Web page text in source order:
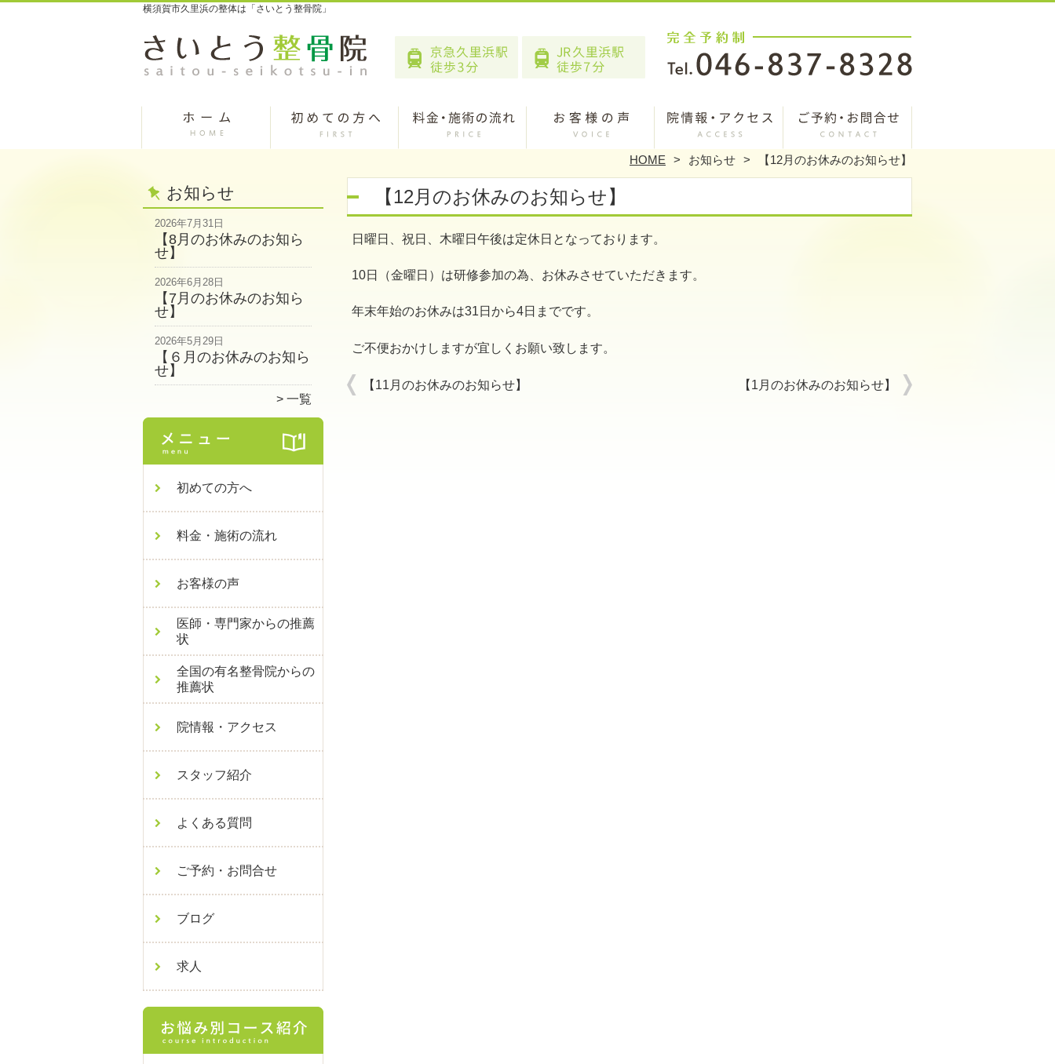
横須賀市久里浜の整体は「さいとう整骨院」
HOME お知らせ 【12月のお休みのお知らせ】
お知らせ
2026年7月31日
【8月のお休みのお知ら
せ】
2026年6月28日
【7月のお休みのお知ら
せ】
2026年5月29日
【６月のお休みのお知ら
せ】
一覧
初めての方へ
料金・施術の流れ
お客様の声
医師・専門家からの推薦
状
全国の有名整骨院からの
推薦状
院情報・アクセス
スタッフ紹介
よくある質問
ご予約・お問合せ
ブログ
求人
【12月のお休みのお知らせ】
日曜日、祝日、木曜日午後は定休日となっております。
10日（金曜日）は研修参加の為、お休みさせていただきます。
年末年始のお休みは31日から4日までです。
ご不便おかけしますが宜しくお願い致します。
【11月のお休みのお知らせ】 【1月のお休みのお知らせ】